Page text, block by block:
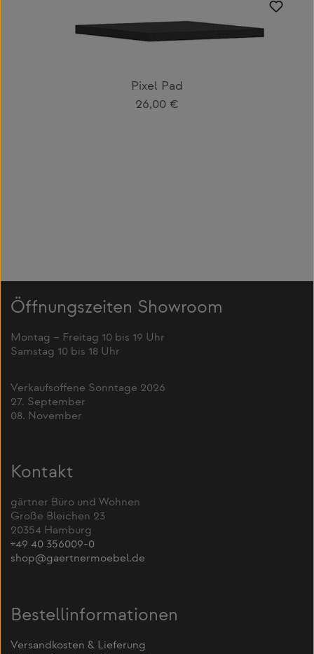
Pixel Pad
Regulärer Preis:
26,00 €
Öffnungszeiten Showroom
Montag – Freitag 10 bis 19 Uhr
Samstag 10 bis 18 Uhr
Verkaufsoffene Sonntage 2026
27. September
08. November
Kontakt
gärtner Büro und Wohnen
Große Bleichen 23
20354 Hamburg
+49 40 356009-0
shop@gaertnermoebel.de
Bestellinformationen
Versandkosten & Lieferung